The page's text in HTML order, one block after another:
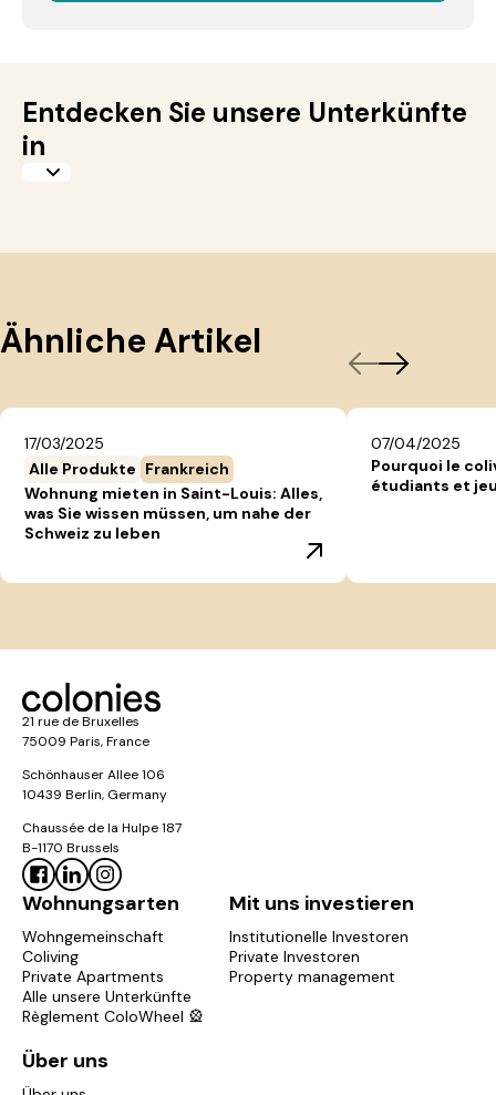
Entdecken Sie unsere Unterkünfte
in
Ähnliche Artikel
17/03/2025
Alle Produkte Frankreich
Wohnung mieten in Saint-Louis: Alles,
was Sie wissen müssen, um nahe der
Schweiz zu leben
07/04/2025
Pourquoi le
étudiants et
21 rue de Bruxelles
75009 Paris, France
Schönhauser Allee 106
10439 Berlin, Germany
Chaussée de la Hulpe 187
B-1170 Brussels
Wohnungsarten
Wohngemeinschaft
Coliving
Private Apartments
Alle unsere Unterkünfte
Règlement ColoWheel 🎡
Mit uns investieren
Institutionelle Investoren
Private Investoren
Property management
Über uns